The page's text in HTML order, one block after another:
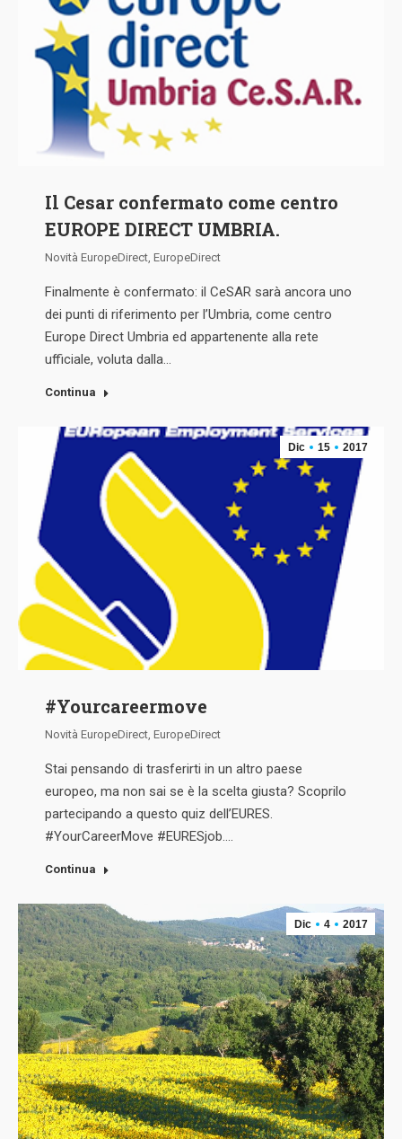
Il Cesar confermato come centro
EUROPE DIRECT UMBRIA.
Novità EuropeDirect EuropeDirect
Finalmente è confermato: il CeSAR sarà ancora uno
dei punti di riferimento per l’Umbria, come centro
Europe Direct Umbria ed appartenente alla rete
ufficiale, voluta dalla…
Continua
Dic 15 2017
#Yourcareermove
Novità EuropeDirect EuropeDirect
Stai pensando di trasferirti in un altro paese
europeo, ma non sai se è la scelta giusta? Scoprilo
partecipando a questo quiz dell’EURES.
#YourCareerMove #EURESjob.…
Continua
Dic 4 2017